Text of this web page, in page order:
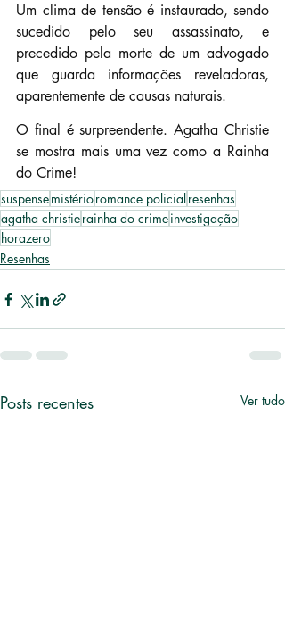
Um clima de tensão é instaurado, sendo
sucedido pelo seu assassinato, e
precedido pela morte de um advogado
que guarda informações reveladoras,
aparentemente de causas naturais.
O final é surpreendente. Agatha Christie
se mostra mais uma vez como a Rainha
do Crime!
suspensemistérioromance policialresenhas
agatha christierainha do crimeinvestigação
horazero
Resenhas
Posts recentes Ver tudo